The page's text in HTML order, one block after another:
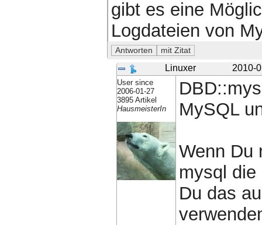
gibt es eine
Logdateien von
Linuxer 2010-
User since
2006-01-27
3895 Artikel
HausmeisterIn
MySQL
Wenn Du
mysql
Du das